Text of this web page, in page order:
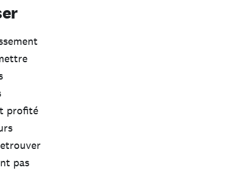
profité
pas